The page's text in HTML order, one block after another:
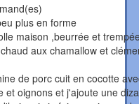
plus en forme
maison ,beurrée et
aux chamallow et
de porc cuit en cocotte
et oignons et j'ajoute une